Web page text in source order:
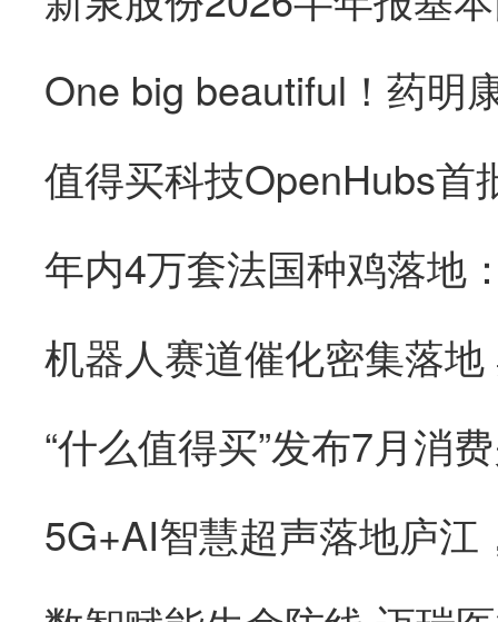
“什么值得买”发布7月消